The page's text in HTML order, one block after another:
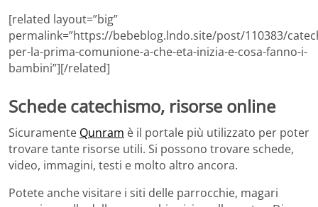
[related layout=”big”
permalink=”https://bebeblog.lndo.site/post/110383/
per-la-prima-comunione-a-che-eta-inizia-e-cosa-fanno-i-
bambini”][/related]
Schede catechismo, risorse online
Sicuramente Qunram è il portale più utilizzato per poter
trovare tante risorse utili. Si possono trovare schede,
video, immagini, testi e molto altro ancora.
Potete anche visitare i siti delle parrocchie, magari